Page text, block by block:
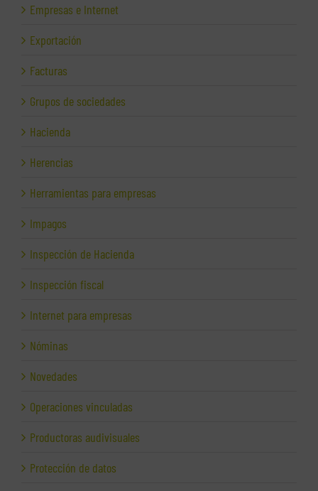
Empresas e Internet
Exportación
Facturas
Grupos de sociedades
Hacienda
Herencias
Herramientas para empresas
Impagos
Inspección de Hacienda
Inspección fiscal
Internet para empresas
Nóminas
Novedades
Operaciones vinculadas
Productoras audivisuales
Protección de datos